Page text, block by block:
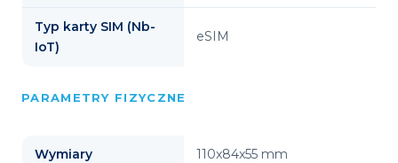
Typ karty SIM (Nb-
IoT)
eSIM
PARAMETRY FIZYCZNE
Wymiary 110x84x55 mm